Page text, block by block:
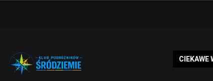
CIEKAWE